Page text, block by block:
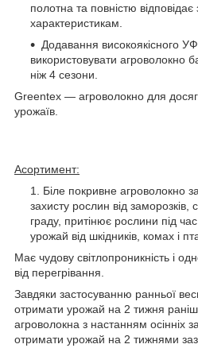
полотна та повністю
характеристикам.
Додавання високоякісного
використовувати агроволокно
ніж 4 сезони.
Greentex — агроволокно для
урожаїв.
Асортимент:
Біле покривне агроволокно
захисту рослин від заморозків,
граду, притінює рослини під
урожай від шкідників, комах і
Має чудову світлопроникність і
від перегрівання.
Завдяки застосуванню ранньої
отримати урожай на 2 тижня
агроволокна з настанням осінніх
отримати урожай на 2 тижнями